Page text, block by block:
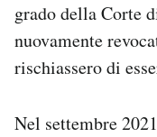
grado della Corte
nuovamente
rischiassero di
Nel settembre